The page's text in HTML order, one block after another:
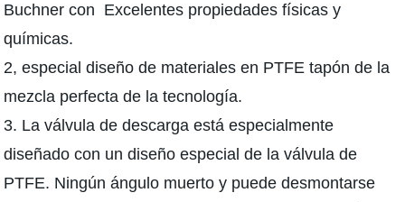
Buchner con Excelentes propiedades físicas y
químicas.
2, especial diseño de materiales en PTFE tapón de la
mezcla perfecta de la tecnología.
3. La válvula de descarga está especialmente
diseñado con un diseño especial de la válvula de
PTFE. Ningún ángulo muerto y puede desmontarse